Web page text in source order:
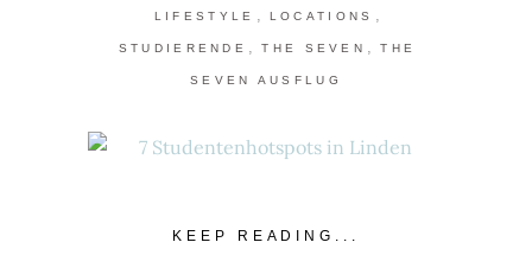
LIFESTYLE LOCATIONS
STUDIERENDE THE SEVEN THE
SEVEN AUSFLUG
KEEP READING...